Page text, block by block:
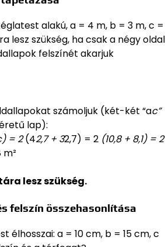
alakú, a = 4 m, b = 3 m, c =
lesz szükség, ha csak a négy oldal
felszínét akarjuk
számoljuk (két-két “ac”
lap):
= 2(42,7 + 32,7) = 2 (10,8 + 8,1) = 2
m²
lesz szükség.
felszín összehasonlítása
élhosszai: a = 10 cm, b = 15 cm, c